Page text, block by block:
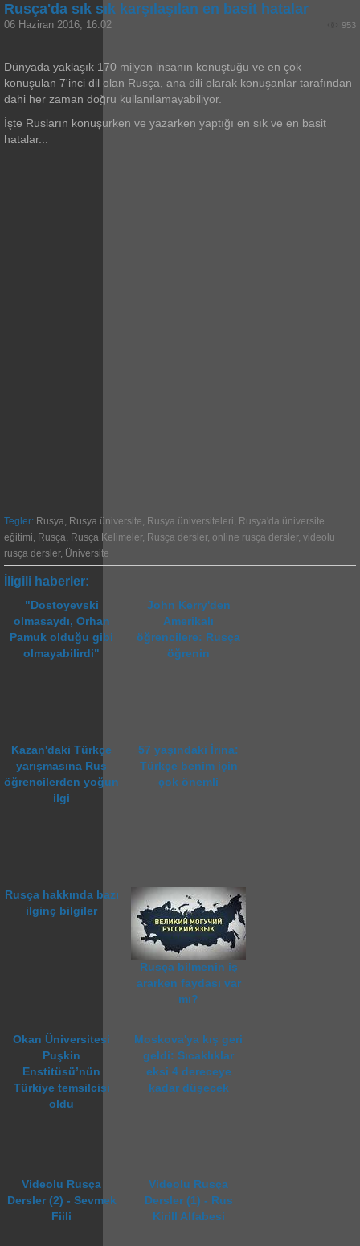
Rusça'da sık sık karşılaşılan en basit hatalar
06 Haziran 2016, 16:02 953
Dünyada yaklaşık 170 milyon insanın konuştuğu ve en çok
konuşulan 7'inci dil olan Rusça, ana dili olarak konuşanlar tarafından
dahi her zaman doğru kullanılamayabiliyor.
İşte Rusların konuşurken ve yazarken yaptığı en sık ve en basit
hatalar...
Tegler: Rusya, Rusya üniversite, Rusya üniversiteleri, Rusya'da üniversite
eğitimi, Rusça, Rusça Kelimeler, Rusça dersler, online rusça dersler, videolu
rusça dersler, Üniversite
İligili haberler:
"Dostoyevski
olmasaydı, Orhan
Pamuk olduğu gibi
olmayabilirdi"
John Kerry'den
Amerikalı
öğrencilere: Rusça
öğrenin
Kazan'daki Türkçe
yarışmasına Rus
öğrencilerden yoğun
ilgi
57 yaşındaki İrina:
Türkçe benim için
çok önemli
Rusça hakkında bazı
ilginç bilgiler
Rusça bilmenin iş
ararken faydası var
mı?
Okan Üniversitesi
Puşkin
Enstitüsü’nün
Türkiye temsilcisi
oldu
Moskova'ya kış geri
geldi: Sıcaklıklar
eksi 4 dereceye
kadar düşecek
Videolu Rusça
Dersler (2) - Sevmek
Fiili
Videolu Rusça
Dersler (1) - Rus
Kirill Alfabesi